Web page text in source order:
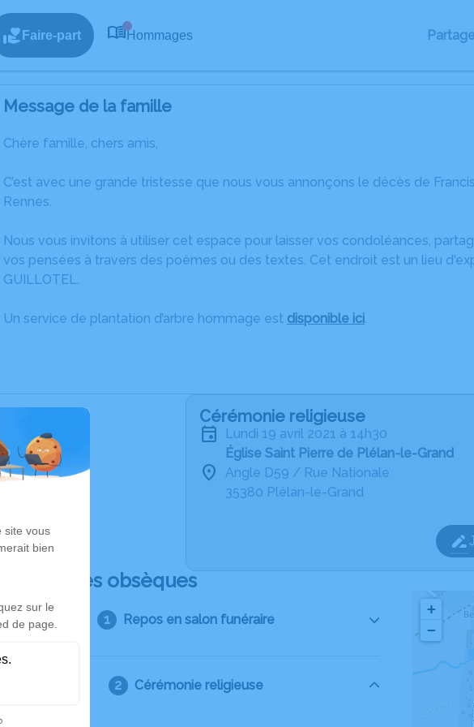
Faire-part Hommages
Message de la famille
Chère famille, chers amis,
C’est avec une grande tristesse que nous vous annonçons le décès de
Rennes.
Nous vous invitons à utiliser cet espace pour laisser vos condoléances,
vos pensées à travers des poèmes ou des textes. Cet endroit est un lieu
GUILLOTEL.
Un service de plantation d’arbre hommage est disponible ici.
Cérémonie religieuse
lundi 19 avril 2021 à 14h30
Église Saint Pierre de Plélan-le-Grand
Angle D59 / Rue Nationale
35380 Plélan-le-Grand
Déroulé des obsèques
Repos en salon funéraire
Cérémonie religieuse
+
−